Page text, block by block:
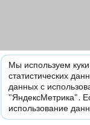
Мы используем
статистических
данных с
"ЯндексМетрика".
использование